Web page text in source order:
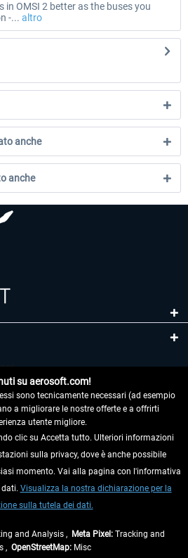
in OMSI 2 better as the buses you
-... altro
anche
anche
su aerosoft.com!
sono tecnicamente necessari (ad esempio
a migliorare le nostre offerte e a offrirti
utente migliore.
clic su Accetta tutto. Ulteriori informazioni
sulla privacy, dove è anche possibile
momento. Vai alla pagina con l'informativa
Visualizza la nostra dichiarazione per la
sulla tutela dei dati.
and Analysis , Meta Pixel: Tracking and
, OpenStreetMap:Misc